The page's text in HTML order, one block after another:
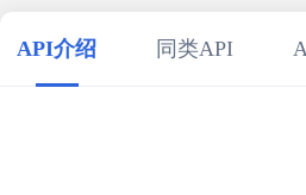
30
32
// 使用示例
API介绍 同类API